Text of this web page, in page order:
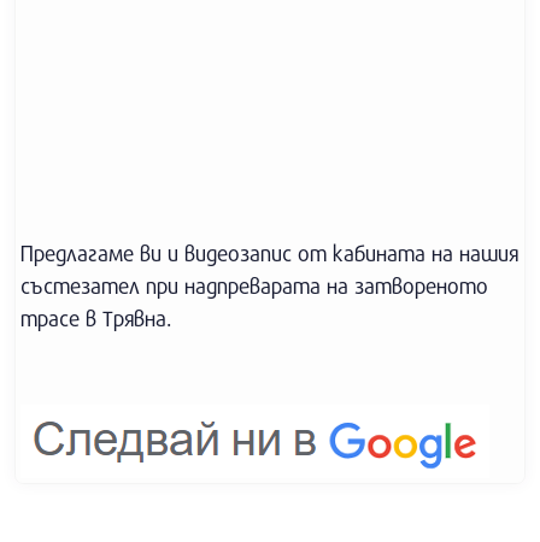
Предлагаме ви и видеозапис от кабината на нашия
състезател при надпреварата на затвореното
трасе в Трявна.